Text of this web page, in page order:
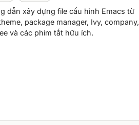
dẫn xây dựng file cấu hình Emacs từ
package manager, Ivy, company,
và các phím tắt hữu ích.